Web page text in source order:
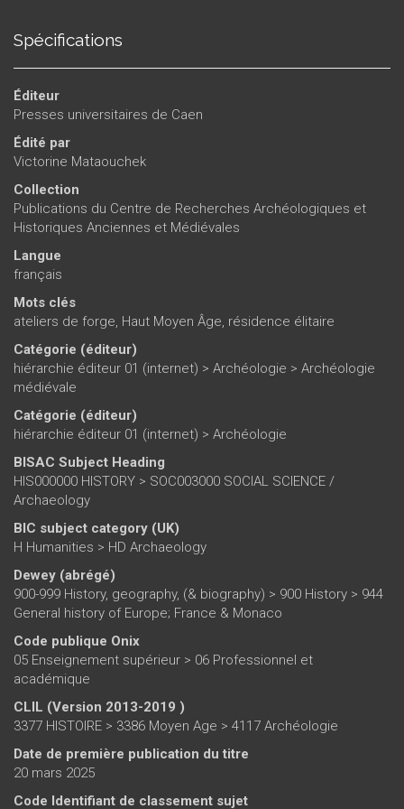
Laurent, Blandine Lecomte-Schmitt, Morgane Liard, Victorine
Mataouchek, Pierre Mille, Véronique Montembault, Bénédicte
Pradat, Sylvie Serre, Geert Verbrugghe, Jean-Hervé Yvinec ;
et la collaboration de
Neury, Mathilde Noël, Armelle Prévot, Boris Robin
Spécifications
Éditeur
Presses universitaires de Caen
Édité par
Victorine Mataouchek
Collection
Publications du Centre de Recherches Archéologiques et
Historiques Anciennes et Médiévales
Langue
français
Mots clés
ateliers de forge, Haut Moyen Âge, résidence élitaire
Catégorie (éditeur)
hiérarchie éditeur 01 (internet) > Archéologie > Archéologie
médiévale
Catégorie (éditeur)
hiérarchie éditeur 01 (internet) > Archéologie
BISAC Subject Heading
HIS000000 HISTORY > SOC003000 SOCIAL SCIENCE /
Archaeology
BIC subject category (UK)
H Humanities > HD Archaeology
Dewey (abrégé)
900-999 History, geography, (& biography) > 900 History > 944
General history of Europe; France & Monaco
Code publique Onix
05 Enseignement supérieur > 06 Professionnel et
académique
CLIL (Version 2013-2019 )
3377 HISTOIRE > 3386 Moyen Age > 4117 Archéologie
Date de première publication du titre
20 mars 2025
Code Identifiant de classement sujet